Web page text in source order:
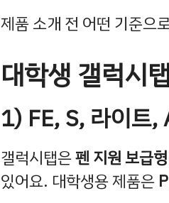
제품 소개 전 어떤 기준으
대학생 갤럭시
1) FE, S, 라이트,
갤럭시탭은펜 지원 보급형
있어요. 대학생용 제품은